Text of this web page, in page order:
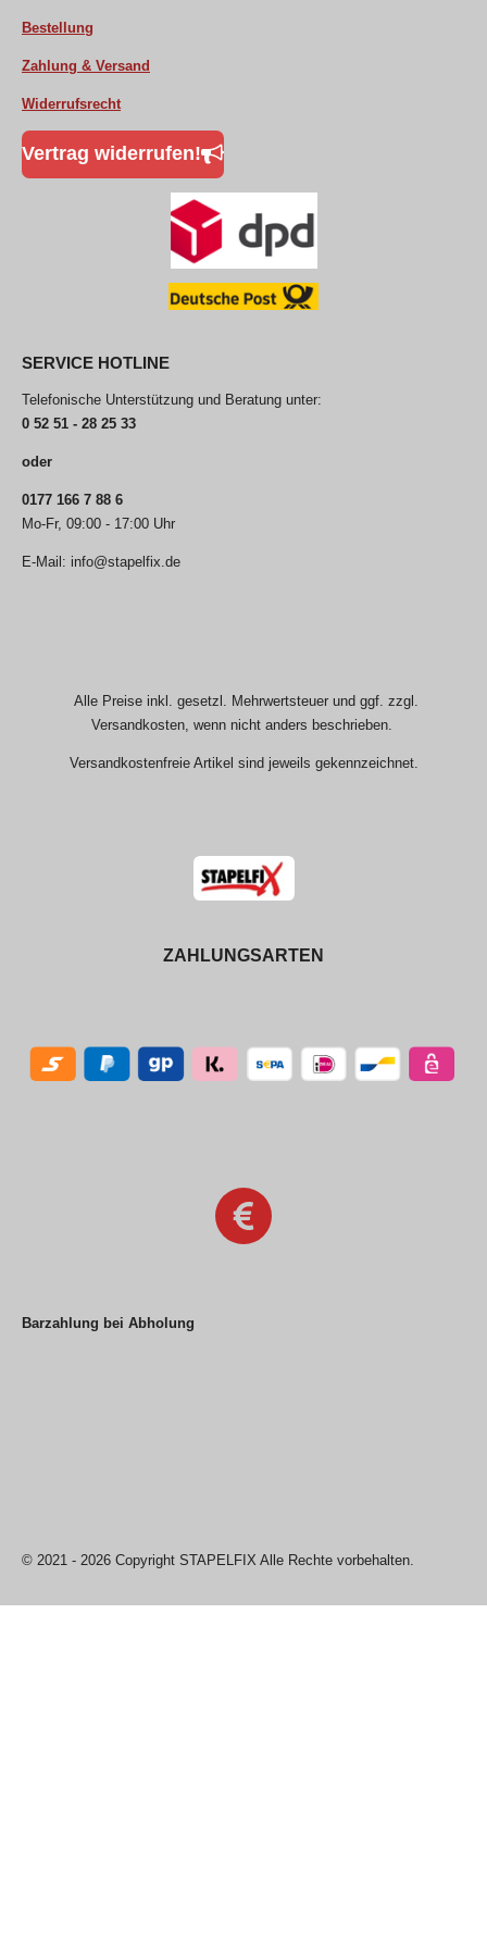
Bestellung
Zahlung & Versand
Widerrufsrecht
Vertrag widerrufen!
SERVICE HOTLINE
Telefonische Unterstützung und Beratung unter:
0 52 51 - 28 25 33
oder
0177 166 7 88 6
Mo-Fr, 09:00 - 17:00 Uhr
E-Mail: info@stapelfix.de
Alle Preise inkl. gesetzl. Mehrwertsteuer und ggf. zzgl.
Versandkosten, wenn nicht anders beschrieben.
Versandkostenfreie Artikel sind jeweils gekennzeichnet.
ZAHLUNGSARTEN
Barzahlung bei Abholung
© 2021 - 2026 Copyright STAPELFIX Alle Rechte vorbehalten.